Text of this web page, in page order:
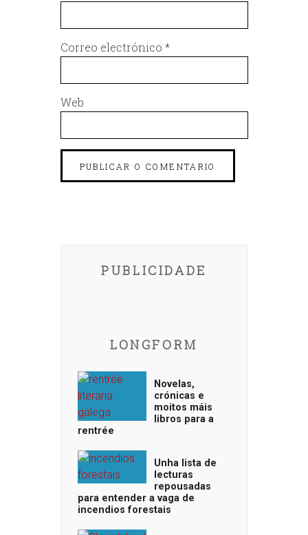
Correo electrónico *
Web
PUBLICIDADE
LONGFORM
Novelas,
crónicas e
moitos máis
libros para a
rentrée
Unha lista de
lecturas
repousadas
para entender a vaga de
incendios forestais